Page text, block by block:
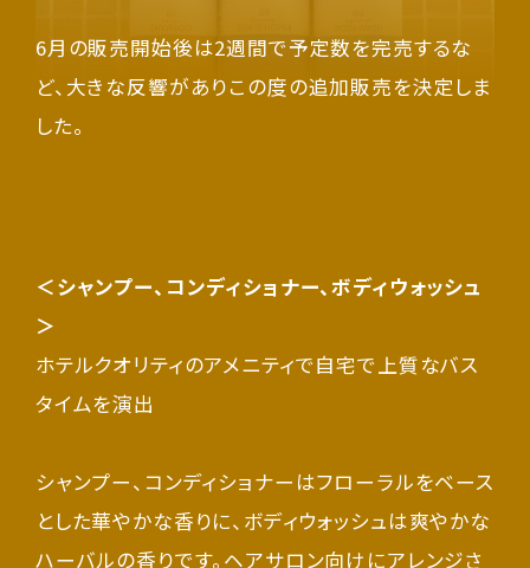
6月の販売開始後は2週間で予定数を完売するな
ど、大きな反響がありこの度の追加販売を決定しま
した。
＜シャンプー、コンディショナー、ボディウォッシュ
＞
ホテルクオリティのアメニティで自宅で上質なバス
タイムを演出
シャンプー、コンディショナーはフローラルをベース
とした華やかな香りに、ボディウォッシュは爽やかな
ハーバルの香りです。ヘアサロン向けにアレンジさ